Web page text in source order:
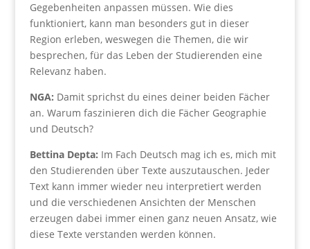
Gegebenheiten anpassen müssen. Wie dies
funktioniert, kann man besonders gut in dieser
Region erleben, weswegen die Themen, die wir
besprechen, für das Leben der Studierenden eine
Relevanz haben.
NGA: Damit sprichst du eines deiner beiden Fächer
an. Warum faszinieren dich die Fächer Geographie
und Deutsch?
Bettina Depta: Im Fach Deutsch mag ich es, mich mit
den Studierenden über Texte auszutauschen. Jeder
Text kann immer wieder neu interpretiert werden
und die verschiedenen Ansichten der Menschen
erzeugen dabei immer einen ganz neuen Ansatz, wie
diese Texte verstanden werden können.